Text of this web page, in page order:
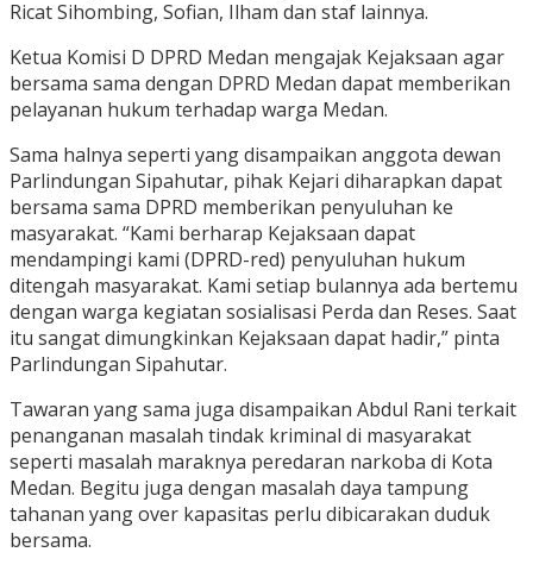
Ricat Sihombing, Sofian, Ilham dan staf lainnya.
Ketua Komisi D DPRD Medan mengajak Kejaksaan agar
bersama sama dengan DPRD Medan dapat memberikan
pelayanan hukum terhadap warga Medan.
Sama halnya seperti yang disampaikan anggota dewan
Parlindungan Sipahutar, pihak Kejari diharapkan dapat
bersama sama DPRD memberikan penyuluhan ke
masyarakat. “Kami berharap Kejaksaan dapat
mendampingi kami (DPRD-red) penyuluhan hukum
ditengah masyarakat. Kami setiap bulannya ada bertemu
dengan warga kegiatan sosialisasi Perda dan Reses. Saat
itu sangat dimungkinkan Kejaksaan dapat hadir,” pinta
Parlindungan Sipahutar.
Tawaran yang sama juga disampaikan Abdul Rani terkait
penanganan masalah tindak kriminal di masyarakat
seperti masalah maraknya peredaran narkoba di Kota
Medan. Begitu juga dengan masalah daya tampung
tahanan yang over kapasitas perlu dibicarakan duduk
bersama.